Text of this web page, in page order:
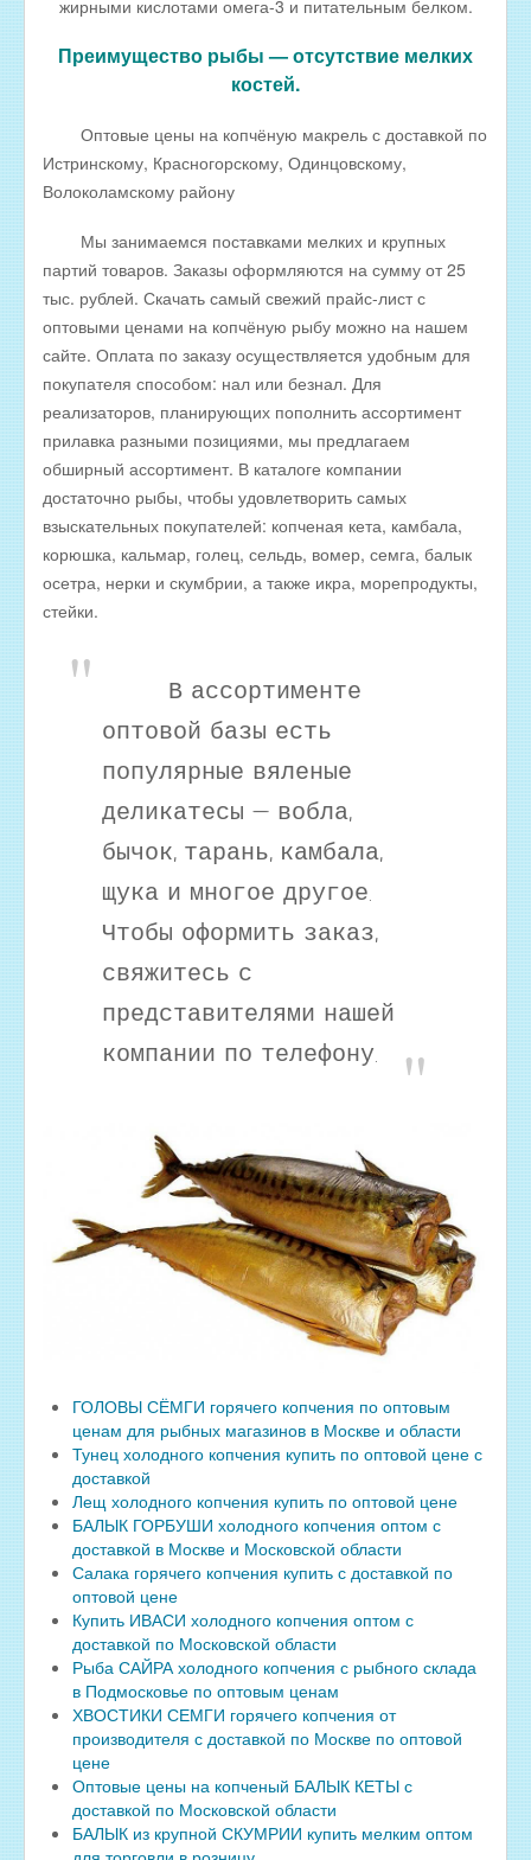
Оптовые цены на МОРЕПРОДУКТЫ
Оптовые цены на РЫБНУЮ ИКРУ
Оптовые цены на ЖИВУЮ РЫБУ
Оптовые цены на ВЯЛЕНУЮ РЫБУ
Оптовые цены на ФИЛЕ ИЗ РЫБЫ
Оптовые цены на СОЛЕНУЮ РЫБУ
Оптовые цены на КОПЧЁНУЮ РЫБУ
Скачать все прайсы в одном архиве
МЯСНАЯ ПРОДУКЦИЯ
ОБРАТНАЯ СВЯЗЬ
ИНТЕРНЕТ-МАГАЗИН
жирными кислотами омега-3 и питательным белком.
Преимущество рыбы — отсутствие мелких
костей.
Оптовые цены на копчёную макрель с доставкой по
Истринскому, Красногорскому, Одинцовскому,
Волоколамскому району
Мы занимаемся поставками мелких и крупных
партий товаров. Заказы оформляются на сумму от 25
тыс. рублей. Скачать самый свежий прайс-лист с
оптовыми ценами на копчёную рыбу можно на нашем
сайте. Оплата по заказу осуществляется удобным для
покупателя способом: нал или безнал. Для
реализаторов, планирующих пополнить ассортимент
прилавка разными позициями, мы предлагаем
обширный ассортимент. В каталоге компании
достаточно рыбы, чтобы удовлетворить самых
взыскательных покупателей: копченая кета, камбала,
корюшка, кальмар, голец, сельдь, вомер, семга, балык
осетра, нерки и скумбрии, а также икра, морепродукты,
стейки.
В ассортименте
оптовой базы есть
популярные вяленые
деликатесы — вобла,
бычок, тарань, камбала,
щука и многое другое.
Чтобы оформить заказ,
свяжитесь с
представителями нашей
компании по телефону.
ГОЛОВЫ СЁМГИ горячего копчения по оптовым
ценам для рыбных магазинов в Москве и области
Тунец холодного копчения купить по оптовой цене с
доставкой
Лещ холодного копчения купить по оптовой цене
БАЛЫК ГОРБУШИ холодного копчения оптом с
доставкой в Москве и Московской области
Салака горячего копчения купить с доставкой по
оптовой цене
Купить ИВАСИ холодного копчения оптом с
доставкой по Московской области
Рыба САЙРА холодного копчения с рыбного склада
в Подмосковье по оптовым ценам
ХВОСТИКИ СЕМГИ горячего копчения от
производителя с доставкой по Москве по оптовой
цене
Оптовые цены на копченый БАЛЫК КЕТЫ с
доставкой по Московской области
БАЛЫК из крупной СКУМРИИ купить мелким оптом